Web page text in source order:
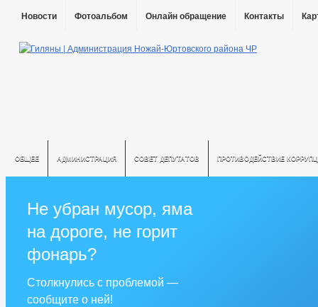
Новости Фотоальбом Онлайн обращение Контакты
ОБЩЕЕ АДМИНИСТРАЦИЯ СОВЕТ ДЕПУТАТОВ ПРОТИВОДЕЙСТВИЕ
Не убран мусор, яма
на дороге, не горит
фонарь?
Столкнулись с проблемой —
сообщите о ней!